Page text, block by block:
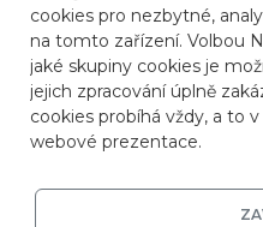
cookies pro nezbytné,
na tomto zařízení. Volbou
jaké skupiny cookies je
jejich zpracování úplně
cookies probíhá vždy, a to
webové prezentace.